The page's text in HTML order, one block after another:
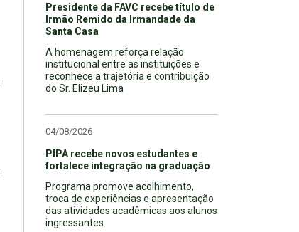
Presidente da FAVC recebe título de
Irmão Remido da Irmandade da
Santa Casa
A homenagem reforça relação
institucional entre as instituições e
reconhece a trajetória e contribuição
do Sr. Elizeu Lima
04/08/2026
PIPA recebe novos estudantes e
fortalece integração na graduação
Programa promove acolhimento,
troca de experiências e apresentação
das atividades acadêmicas aos alunos
ingressantes.